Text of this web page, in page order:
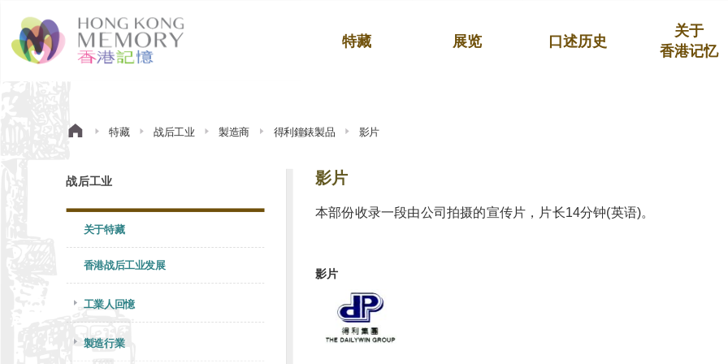
特藏 展览 口述历史
关于
香港记忆
特藏 战后工业 製造商 得利鐘錶製品 影片
战后工业
关于特藏
香港战后工业发展
工業人回憶
製造行業
影片
本部份收录一段由公司拍摄的宣传片，片长14分钟(英语)。
影片